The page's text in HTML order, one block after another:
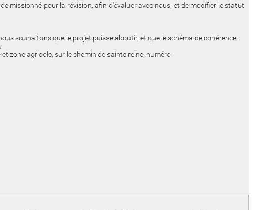
missionné pour la révision, afin d'évaluer avec nous, et de modifier le statut
souhaitons que le projet puisse aboutir, et que le schéma de cohérence
zone agricole, sur le chemin de sainte reine, numéro